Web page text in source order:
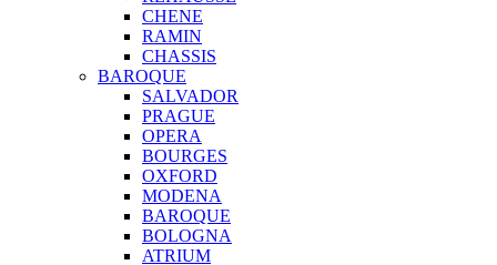
CHENE
RAMIN
CHASSIS
BAROQUE
SALVADOR
PRAGUE
OPERA
BOURGES
OXFORD
MODENA
BAROQUE
BOLOGNA
ATRIUM